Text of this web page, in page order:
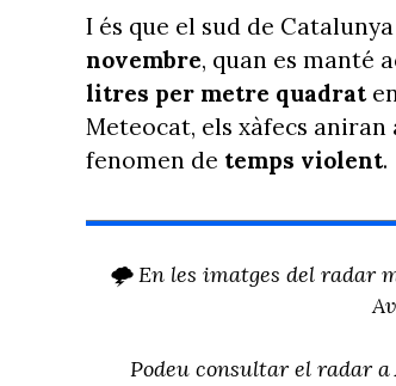
I és que el sud de
novembre, quan es manté
litres per metre quadrat
Meteocat, els xàfecs
fenomen de temps violent.
🌩 En les imatges del radar
Podeu consultar el radar